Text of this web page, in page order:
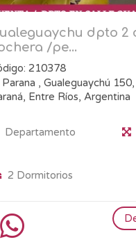
dpto 2
/pe...
210378
Parana , Gualeguaychú
Entre Ríos, Argentina
Departamento
2 Dormitorios